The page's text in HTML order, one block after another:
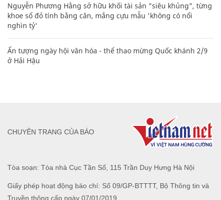
Nguyễn Phương Hằng sở hữu khối tài sản "siêu khủng", từng
khoe sổ đỏ tính bằng cân, mắng cựu mẫu 'không có nổi
nghìn tỷ'
Ấn tượng ngày hội văn hóa - thể thao mừng Quốc khánh 2/9
ở Hải Hậu
Tòa soạn: Tòa nhà Cục Tần Số, 115 Trần Duy Hưng Hà Nội
Giấy phép hoạt động báo chí: Số 09/GP-BTTTT, Bộ Thông tin và
Truyền thông cấp ngày 07/01/2019.
CHUYÊN TRANG CỦA BÁO